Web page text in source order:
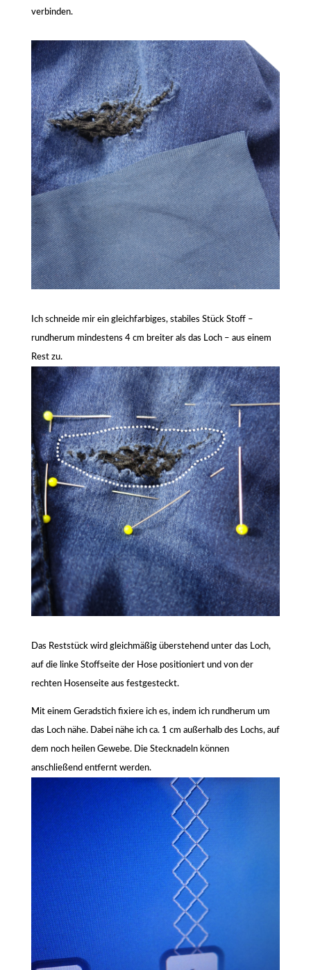
verbinden.
Ich schneide mir ein gleichfarbiges, stabiles Stück Stoff –
rundherum mindestens 4 cm breiter als das Loch – aus einem
Rest zu.
Das Reststück wird gleichmäßig überstehend unter das Loch,
auf die linke Stoffseite der Hose positioniert und von der
rechten Hosenseite aus festgesteckt.
Mit einem Geradstich fixiere ich es, indem ich rundherum um
das Loch nähe. Dabei nähe ich ca. 1 cm außerhalb des Lochs, auf
dem noch heilen Gewebe. Die Stecknadeln können
anschließend entfernt werden.